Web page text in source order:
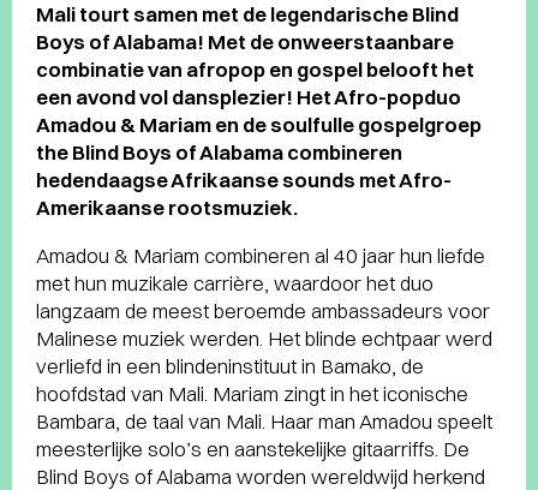
Mali tourt samen met de legendarische Blind
Boys of Alabama! Met de onweerstaanbare
combinatie van afropop en gospel belooft het
een avond vol dansplezier! Het Afro-popduo
Amadou & Mariam en de soulfulle gospelgroep
the Blind Boys of Alabama combineren
hedendaagse Afrikaanse sounds met Afro-
Amerikaanse rootsmuziek.
Amadou & Mariam combineren al 40 jaar hun liefde
met hun muzikale carrière, waardoor het duo
langzaam de meest beroemde ambassadeurs voor
Malinese muziek werden. Het blinde echtpaar werd
verliefd in een blindeninstituut in Bamako, de
hoofdstad van Mali. Mariam zingt in het iconische
Bambara, de taal van Mali. Haar man Amadou speelt
meesterlijke solo’s en aanstekelijke gitaarriffs. De
Blind Boys of Alabama worden wereldwijd herkend